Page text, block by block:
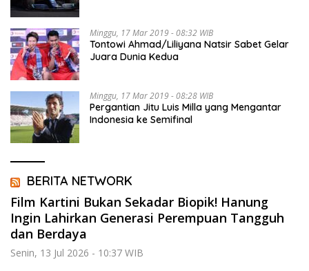
Minggu, 17 Mar 2019 - 08:32 WIB
Tontowi Ahmad/Liliyana Natsir Sabet Gelar
Juara Dunia Kedua
Minggu, 17 Mar 2019 - 08:28 WIB
Pergantian Jitu Luis Milla yang Mengantar
Indonesia ke Semifinal
BERITA NETWORK
Film Kartini Bukan Sekadar Biopik! Hanung
Ingin Lahirkan Generasi Perempuan Tangguh
dan Berdaya
Senin, 13 Jul 2026 - 10:37 WIB